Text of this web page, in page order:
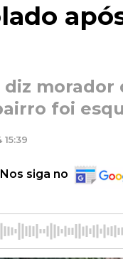
diz
foi
Nos siga no